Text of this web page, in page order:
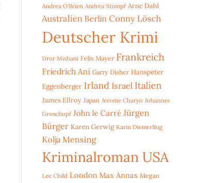
Andrea O'Brien Andrea Stumpf Arne Dahl
Australien Berlin Conny Lösch
Deutscher Krimi
Dror Mishani Felix Mayer Frankreich
Friedrich Ani Garry Disher Hanspeter
Eggenberger Irland Israel Italien
James Ellroy Japan Jerome Charyn Johannes
Groschupf John le Carré Jürgen
Bürger Karen Gerwig Karin Diemerling
Kolja Mensing
Kriminalroman USA
Lee Child London Max Annas Megan